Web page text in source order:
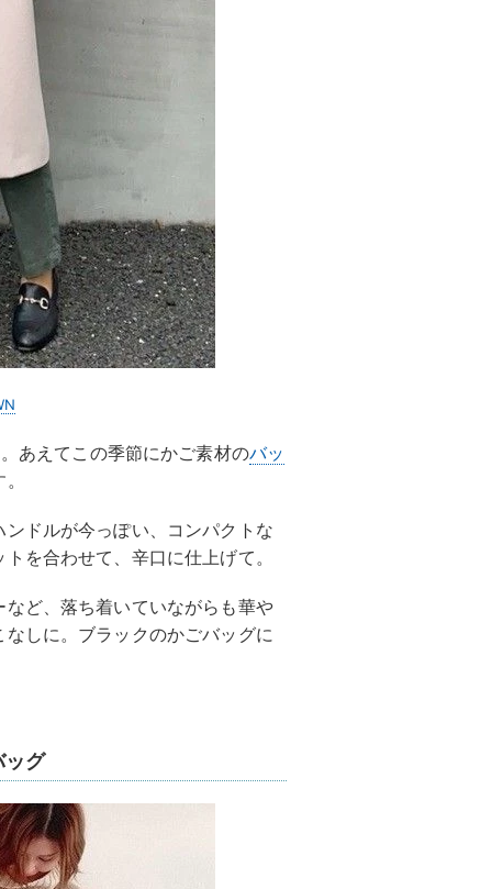
あえてこの季節にかご素材のバッ
ドルが今っぽい、コンパクトな
を合わせて、辛口に仕上げて。
ど、落ち着いていながらも華や
しに。ブラックのかごバッグに
ッグ